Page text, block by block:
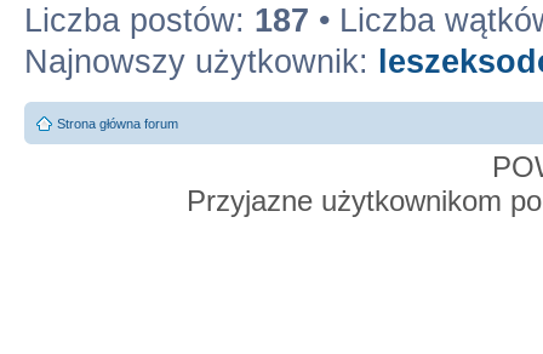
Liczba postów: 187 • Liczba
Najnowszy użytkownik:
Strona główna forum
Przyjazne użytkownikom